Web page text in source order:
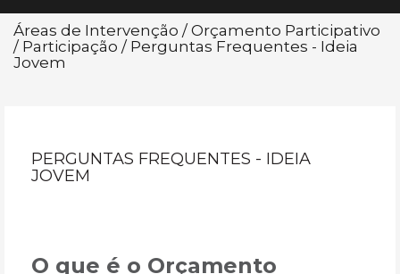
Áreas de Intervenção / Orçamento Participativo
/ Participação / Perguntas Frequentes - Ideia
Jovem
PERGUNTAS FREQUENTES - IDEIA
JOVEM
O que é o Orçamento